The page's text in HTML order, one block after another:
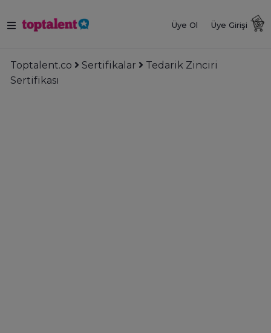
Üye Ol Üye Girişi
Toptalent.co Sertifikalar
Tedarik Zinciri
Sertifikası